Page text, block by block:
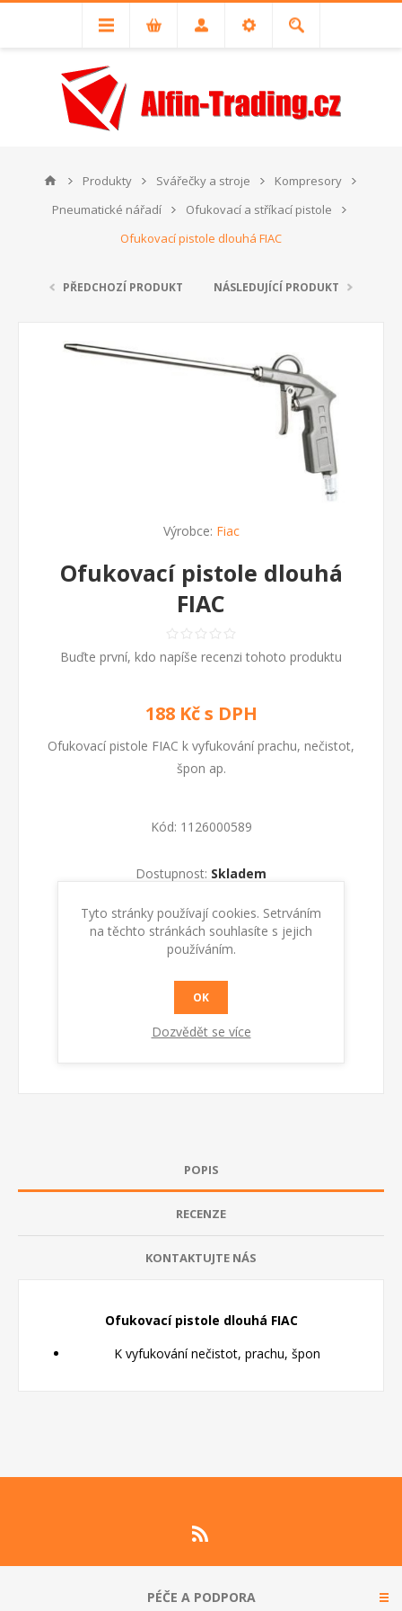
Produkty Svářečky a stroje
Kompresory
Pneumatické nářadí
Ofukovací a stříkací pistole
Ofukovací pistole dlouhá FIAC
PŘEDCHOZÍ PRODUKT NÁSLEDUJÍCÍ PRODUKT
Výrobce: Fiac
Ofukovací pistole dlouhá
FIAC
Buďte první, kdo napíše recenzi tohoto produktu
188 Kč s DPH
Ofukovací pistole FIAC k vyfukování prachu, nečistot,
špon ap.
Kód: 1126000589
Dostupnost: Skladem
KOUPIT
POPIS
RECENZE
KONTAKTUJTE NÁS
Ofukovací pistole dlouhá FIAC
K vyfukování nečistot, prachu, špon
PÉČE A PODPORA
Tyto stránky používají cookies. Setrváním
na těchto stránkách souhlasíte s jejich
používáním.
OK
Dozvědět se více